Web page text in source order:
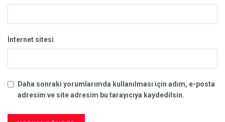
İnternet sitesi
Daha sonraki yorumlarımda kullanılması için adım, e-posta
adresim ve site adresim bu tarayıcıya kaydedilsin.